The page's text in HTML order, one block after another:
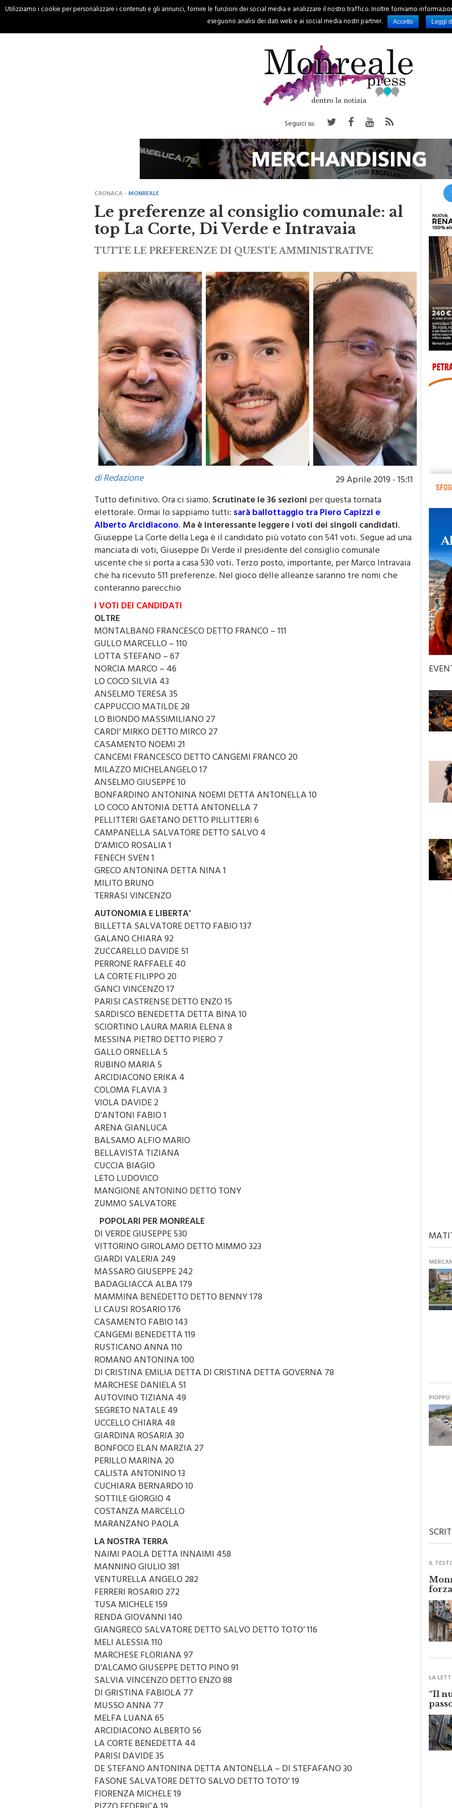
HOME CRONACA PALERMO REGIONE EVENTI RUBRICHE SPORT
Seguici su:
Le preferenze al consiglio comunale: al
top La Corte, Di Verde e Intravaia
TUTTE LE PREFERENZE DI QUESTE AMMINISTRATIVE
di Redazione
29 Aprile 2019 - 15:11
Tutto definitivo. Ora ci siamo.Scrutinate le 36 sezioniper questa tornata
elettorale. Ormai lo sappiamo tutti:sarà ballottaggio tra Piero Capizzi e
Alberto Arcidiacono.Ma è interessante leggere i voti dei singoli candidati.
Giuseppe La Corte della Lega è il candidato più votato con 541 voti. Segue ad una
manciata di voti, Giuseppe Di Verde il presidente del consiglio comunale
uscente che si porta a casa 530 voti. Terzo posto, importante, per Marco Intravaia
che ha ricevuto 511 preferenze. Nel gioco delle alleanze saranno tre nomi che
conteranno parecchio
I VOTI DEI CANDIDATI
OLTRE
MONTALBANO FRANCESCO DETTO FRANCO – 111
GULLO MARCELLO – 110
LOTTA STEFANO – 67
NORCIA MARCO – 46
LO COCO SILVIA 43
ANSELMO TERESA 35
CAPPUCCIO MATILDE 28
LO BIONDO MASSIMILIANO 27
CARDI’ MIRKO DETTO MIRCO 27
CASAMENTO NOEMI 21
CANCEMI FRANCESCO DETTO CANGEMI FRANCO 20
MILAZZO MICHELANGELO 17
ANSELMO GIUSEPPE 10
BONFARDINO ANTONINA NOEMI DETTA ANTONELLA 10
LO COCO ANTONIA DETTA ANTONELLA 7
PELLITTERI GAETANO DETTO PILLITTERI 6
CAMPANELLA SALVATORE DETTO SALVO 4
D’AMICO ROSALIA 1
FENECH SVEN 1
GRECO ANTONINA DETTA NINA 1
MILITO BRUNO
TERRASI VINCENZO
AUTONOMIA E LIBERTA’
BILLETTA SALVATORE DETTO FABIO 137
GALANO CHIARA 92
ZUCCARELLO DAVIDE 51
PERRONE RAFFAELE 40
LA CORTE FILIPPO 20
GANCI VINCENZO 17
PARISI CASTRENSE DETTO ENZO 15
SARDISCO BENEDETTA DETTA BINA 10
SCIORTINO LAURA MARIA ELENA 8
MESSINA PIETRO DETTO PIERO 7
GALLO ORNELLA 5
RUBINO MARIA 5
ARCIDIACONO ERIKA 4
COLOMA FLAVIA 3
VIOLA DAVIDE 2
D’ANTONI FABIO 1
ARENA GIANLUCA
BALSAMO ALFIO MARIO
BELLAVISTA TIZIANA
CUCCIA BIAGIO
LETO LUDOVICO
MANGIONE ANTONINO DETTO TONY
ZUMMO SALVATORE
POPOLARI PER MONREALE
DI VERDE GIUSEPPE 530
VITTORINO GIROLAMO DETTO MIMMO 323
GIARDI VALERIA 249
MASSARO GIUSEPPE 242
BADAGLIACCA ALBA 179
MAMMINA BENEDETTO DETTO BENNY 178
LI CAUSI ROSARIO 176
CASAMENTO FABIO 143
CANGEMI BENEDETTA 119
RUSTICANO ANNA 110
ROMANO ANTONINA 100
DI CRISTINA EMILIA DETTA DI CRISTINA DETTA GOVERNA 78
MARCHESE DANIELA 51
AUTOVINO TIZIANA 49
SEGRETO NATALE 49
UCCELLO CHIARA 48
GIARDINA ROSARIA 30
BONFOCO ELAN MARZIA 27
PERILLO MARINA 20
CALISTA ANTONINO 13
CUCHIARA BERNARDO 10
SOTTILE GIORGIO 4
COSTANZA MARCELLO
MARANZANO PAOLA
LA NOSTRA TERRA
NAIMI PAOLA DETTA INNAIMI 458
MANNINO GIULIO 381
VENTURELLA ANGELO 282
FERRERI ROSARIO 272
TUSA MICHELE 159
RENDA GIOVANNI 140
GIANGRECO SALVATORE DETTO SALVO DETTO TOTO’ 116
MELI ALESSIA 110
MARCHESE FLORIANA 97
D’ALCAMO GIUSEPPE DETTO PINO 91
SALVIA VINCENZO DETTO ENZO 88
DI GRISTINA FABIOLA 77
MUSSO ANNA 77
MELFA LUANA 65
ARCIDIACONO ALBERTO 56
LA CORTE BENEDETTA 44
PARISI DAVIDE 35
DE STEFANO ANTONINA DETTA ANTONELLA – DI STEFAFANO 30
FASONE SALVATORE DETTO SALVO DETTO TOTO’ 19
FIORENZA MICHELE 19
PIOPPO
“Il
Utilizziamo i cookie per personalizzare i contenuti e gli annunci, fornire le funzioni dei social media e analizzare il nostro traffico. Inoltre forniamo
eseguono analisi dei dati web e ai social media nostri partner.
Accetto Leggi